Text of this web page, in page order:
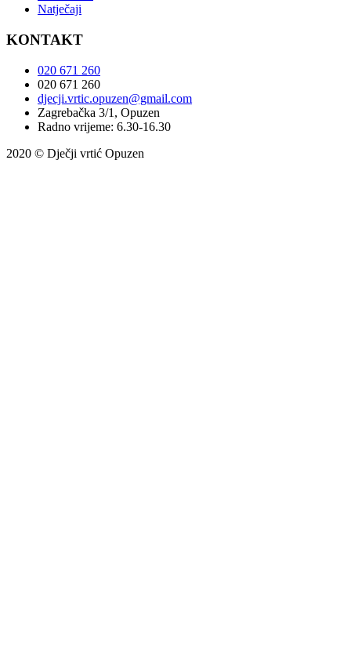
Natječaji
KONTAKT
020 671 260
020 671 260
djecji.vrtic.opuzen@gmail.com
Zagrebačka 3/1, Opuzen
Radno vrijeme: 6.30-16.30
2020 © Dječji vrtić Opuzen